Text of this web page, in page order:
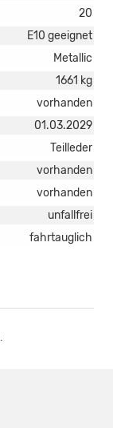
20
E10 geeignet
Metallic
1661 kg
vorhanden
01.03.2029
Teilleder
vorhanden
vorhanden
unfallfrei
fahrtauglich